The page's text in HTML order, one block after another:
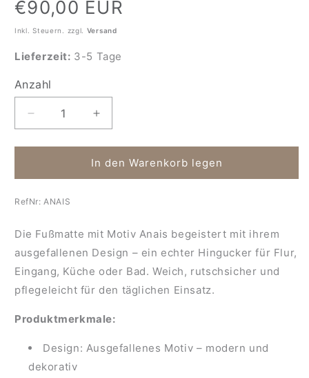
Preis
€90,00 EUR
Inkl. Steuern. zzgl. Versand
Lieferzeit: 3-5 Tage
Anzahl
Anzahl
Verringere
die
Menge
Fußmatte
Motiv
Erhöhe
die
Menge
für
Fußmatte
In den Warenkorb legen
RefNr:ANAIS
Die Fußmatte mit Motiv Anais begeistert mit ihrem
ausgefallenen Design – ein echter Hingucker für Flur,
Eingang, Küche oder Bad. Weich, rutschsicher und
pflegeleicht für den täglichen Einsatz.
Produktmerkmale:
Design: Ausgefallenes Motiv – modern und
dekorativ